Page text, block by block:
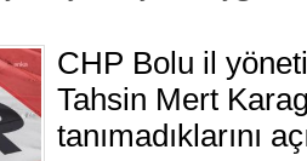
CHP Bolu il
Tahsin Mert
tanımadıklarını